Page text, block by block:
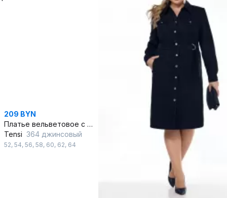
209 BYN
Платье вельветовое с кокетками и карманами
Tensi 364 джинсовый
52, 54, 56, 58, 60, 62, 64